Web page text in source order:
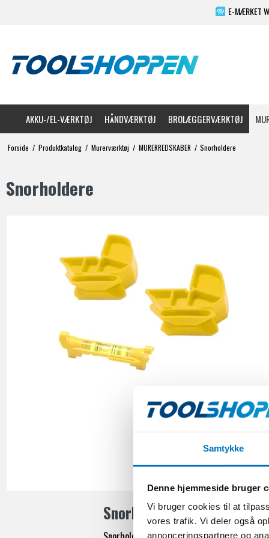
Samtykke
Denne hjemmeside bruger
Vi bruger cookies til at
vores trafik. Vi deler også
annonceringspartnere og
E-MÆRKET
AKKU-/EL-VÆRKTØJ HÅNDVÆRKTØJ BROLÆGGERVÆRKTØJ
Forside / Produktkatalog / Murerværktøj / MURERREDSKABER / Snorholdere
Snorholdere
Snorholdere: Præcision